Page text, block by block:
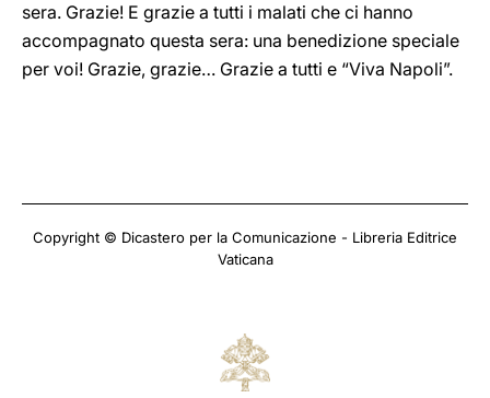
sera. Grazie! E grazie a tutti i malati che ci hanno
accompagnato questa sera: una benedizione speciale
per voi! Grazie, grazie… Grazie a tutti e “Viva Napoli”.
Copyright © Dicastero per la Comunicazione - Libreria Editrice
Vaticana